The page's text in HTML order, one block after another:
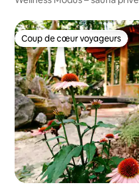
Coup de cœur voyageurs
Coup de cœur voyageurs